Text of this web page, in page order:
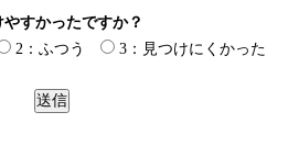
すかったですか？
2：ふつう 3：見つけにくかった